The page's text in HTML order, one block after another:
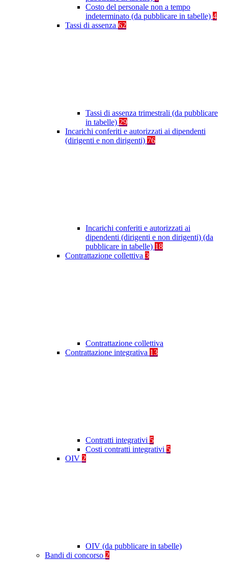
Costo del personale non a tempo
indeterminato (da pubblicare in tabelle) 4
Tassi di assenza 62
Tassi di assenza trimestrali (da pubblicare
in tabelle) 29
Incarichi conferiti e autorizzati ai dipendenti
(dirigenti e non dirigenti) 76
Incarichi conferiti e autorizzati ai
dipendenti (dirigenti e non dirigenti) (da
pubblicare in tabelle) 18
Contrattazione collettiva 3
Contrattazione collettiva
Contrattazione integrativa 13
Contratti integrativi 5
Costi contratti integrativi 5
OIV 2
OIV (da pubblicare in tabelle)
Bandi di concorso 2